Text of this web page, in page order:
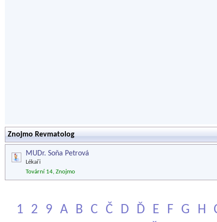
Znojmo Revmatolog
MUDr. Soňa Petrová
Lékaři
Tovární 14, Znojmo
1 2 9 A B C Č D Ď E F G H